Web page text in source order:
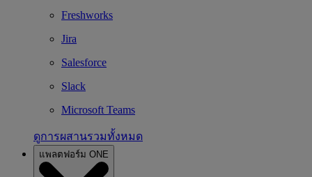
Freshworks
Jira
Salesforce
Slack
Microsoft Teams
ดูการผสานรวมทั้งหมด
แพลตฟอร์ม ONE